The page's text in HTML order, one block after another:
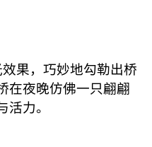
果，巧妙地勾勒出桥
在夜晚仿佛一只翩翩
活力。